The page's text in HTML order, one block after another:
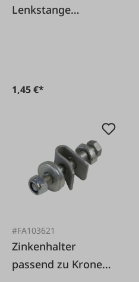
Lenkstange
1,45 €*
#FA103621
Zinkenhalter
passend zu Krone